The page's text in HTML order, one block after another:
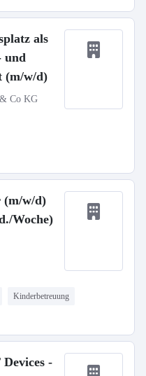
als
und
(m/w/d)
Co KG
(m/w/d)
Woche)
Kinderbetreuung
-